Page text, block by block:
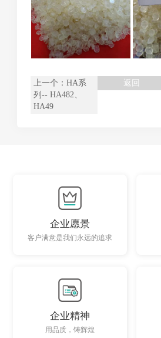
上一个： HA系
列-- HA482、
HA49
返回
企业愿景
客户满意是我们永远的追求
企业精神
用品质，铸辉煌